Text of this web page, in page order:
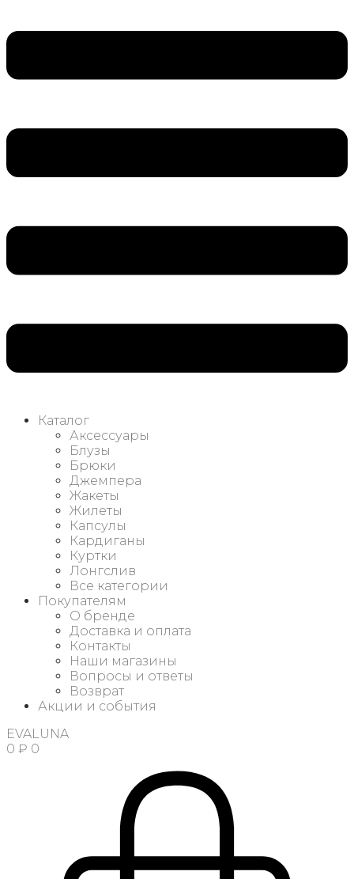
Каталог
Аксессуары
Блузы
Брюки
Джемпера
Жакеты
Жилеты
Капсулы
Кардиганы
Куртки
Лонгслив
Все категории
Покупателям
О бренде
Доставка и оплата
Контакты
Наши магазины
Вопросы и ответы
Возврат
Акции и события
EVALUNA
0 ₽ 0